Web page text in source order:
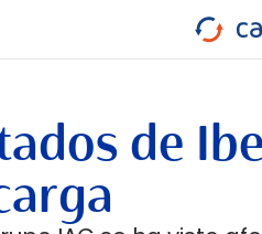
CARRETERA
CARRETERA
de